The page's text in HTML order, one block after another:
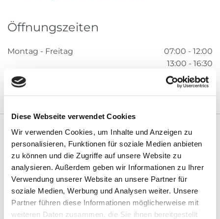
Diese Webseite verwendet Cookies
Wir verwenden Cookies, um Inhalte und Anzeigen zu
personalisieren, Funktionen für soziale Medien anbieten
zu können und die Zugriffe auf unsere Website zu
analysieren. Außerdem geben wir Informationen zu Ihrer
Verwendung unserer Website an unsere Partner für
soziale Medien, Werbung und Analysen weiter. Unsere
Partner führen diese Informationen möglicherweise mit
weiteren Daten zusammen, die Sie ihnen bereitgestellt
Öffnungszeiten
Montag - Freitag
07:00 - 12:00
13:00 - 16:30
Samstag
09:00 - 13:00
Wir freuen uns auf Ihre Nachricht
Ihr Name*
Ihre E-Mail Adresse*